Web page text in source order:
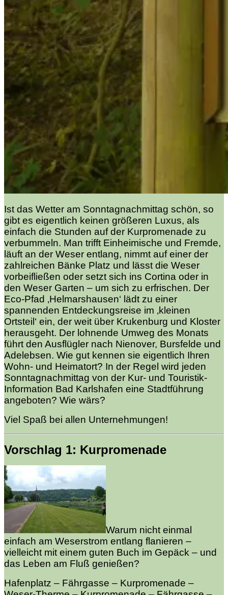
Ist das Wetter am Sonntagnachmittag schön, so
gibt es eigentlich keinen größeren Luxus, als
einfach die Stunden auf der Kurpromenade zu
verbummeln. Man trifft Einheimische und Fremde,
läuft an der Weser entlang, nimmt auf einer der
zahlreichen Bänke Platz und lässt die Weser
vorbeifließen oder setzt sich ins Cortina oder in
den Weser Garten – um sich zu erfrischen. Der
Eco-Pfad ‚Helmarshausen‘ lädt zu einer
spannenden Entdeckungsreise im ‚kleinen
Ortsteil‘ ein, der weit über Krukenburg und Kloster
herausgeht. Der lohnende Umweg des Monats
führt den Ausflügler nach Nienover, Bursfelde und
Adelebsen. Wie gut kennen sie eigentlich Ihren
Wohn- und Heimatort? In der Regel wird jeden
Sonntagnachmittag von der Kur- und Touristik-
Information Bad Karlshafen eine Stadtführung
angeboten? Wie wärs?
Viel Spaß bei allen Unternehmungen!
Vorschlag 1: Kurpromenade
Warum nicht einmal
einfach am Weserstrom entlang flanieren –
vielleicht mit einem guten Buch im Gepäck – und
das Leben am Fluß genießen?
Hafenplatz – Fährgasse – Kurpromenade –